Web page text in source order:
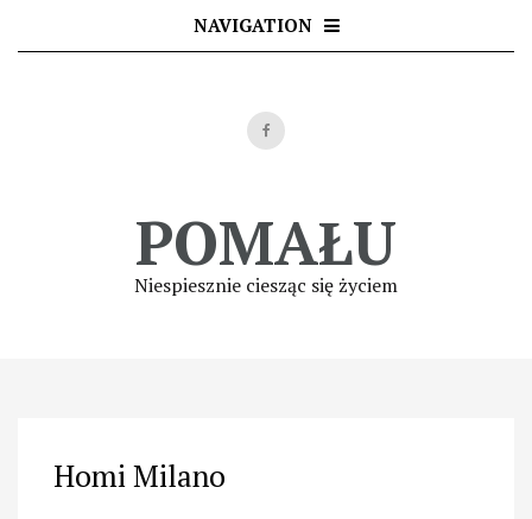
NAVIGATION
POMAŁU
Niespiesznie ciesząc się życiem
Homi Milano